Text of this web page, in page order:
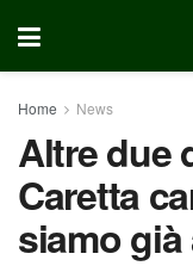
Home News
Altre due
Caretta
siamo già